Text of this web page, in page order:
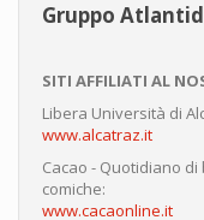
Gruppo
SITI AFFILIATI AL
Libera Università di
www.alcatraz.it
Cacao - Quotidiano
comiche:
www.cacaonline.it